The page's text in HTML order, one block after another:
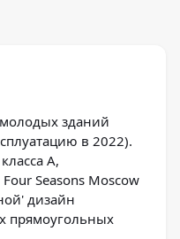
зданий
в 2022).
А,
Seasons Moscow
дизайн
прямоугольных